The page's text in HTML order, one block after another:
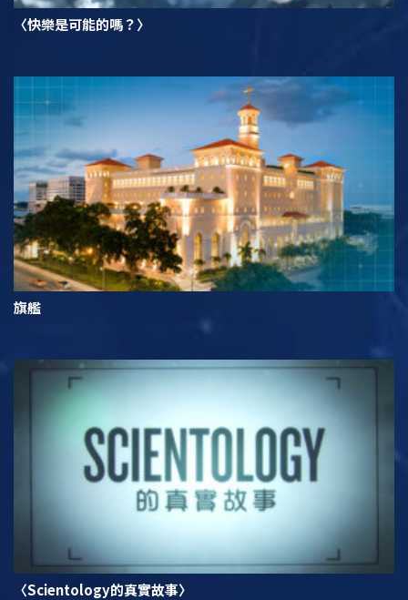
〈快樂是可能的嗎？〉
旗艦
〈Scientology的真實故事〉